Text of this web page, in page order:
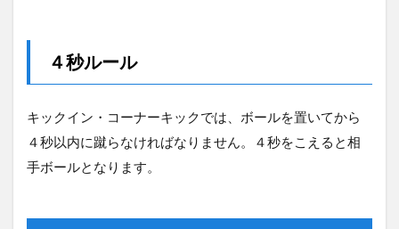
４秒ルール
キックイン・コーナーキックでは、ボールを置いてから
４秒以内に蹴らなければなりません。４秒をこえると相
手ボールとなります。